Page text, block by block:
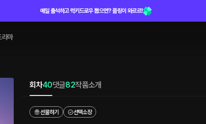
매일 출석하고 럭키드로우 뽑으면? 플링이 와르르!
라마
회차40댓글82작품소개
선물하기 선택소장